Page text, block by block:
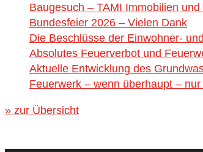
Baugesuch – TAMI Immobilien und
Bundesfeier 2026 – Vielen Dank
Die Beschlüsse der Einwohner-
Absolutes Feuerverbot und
Aktuelle Entwicklung des
Feuerwerk – wenn überhaupt –
» zur Übersicht